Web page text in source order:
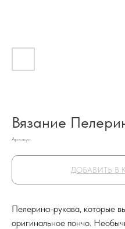
Вязание
Артикул:
ДОБАВИТЬ В
Пелерина-рукава, которые
оригинальное пончо.